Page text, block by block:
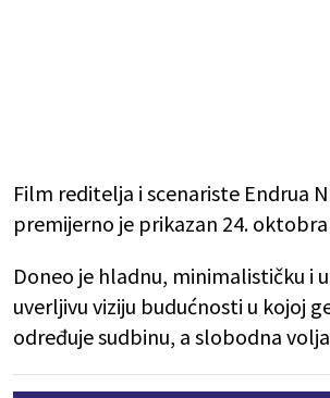
Film reditelja i scenariste Endrua
premijerno je prikazan 24.
Doneo je hladnu, minimalističku i
uverljivu viziju budućnosti u kojoj
određuje sudbinu, a slobodna